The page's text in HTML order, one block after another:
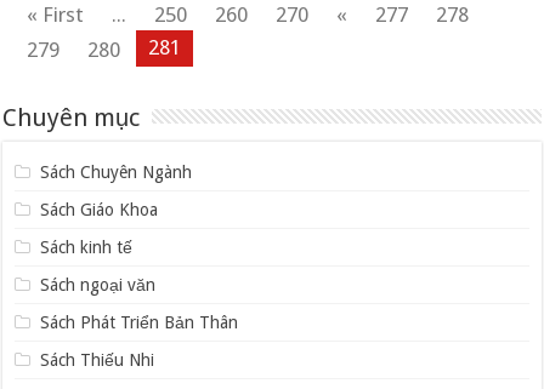
« First ... 250 260 270 « 277
278
279
280 281
Chuyên mục
Sách Chuyên Ngành
Sách Giáo Khoa
Sách kinh tế
Sách ngoại văn
Sách Phát Triển Bản Thân
Sách Thiếu Nhi